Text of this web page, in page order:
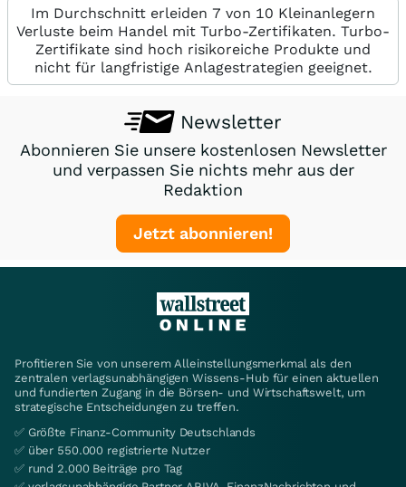
Im Durchschnitt erleiden 7 von 10 Kleinanlegern
Verluste beim Handel mit Turbo-Zertifikaten. Turbo-
Zertifikate sind hoch risikoreiche Produkte und
nicht für langfristige Anlagestrategien geeignet.
Newsletter
Abonnieren Sie unsere kostenlosen Newsletter
und verpassen Sie nichts mehr aus der
Redaktion
Jetzt abonnieren!
Profitieren Sie von unserem Alleinstellungsmerkmal als den
zentralen verlagsunabhängigen Wissens-Hub für einen aktuellen
und fundierten Zugang in die Börsen- und Wirtschaftswelt, um
strategische Entscheidungen zu treffen.
✅ Größte Finanz-Community Deutschlands
✅ über 550.000 registrierte Nutzer
✅ rund 2.000 Beiträge pro Tag